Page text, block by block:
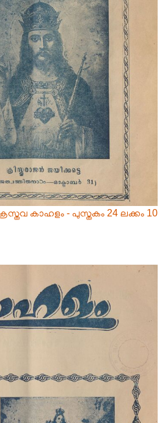
കാഹളം - പുസ്തകം 24 ലക്കം 10